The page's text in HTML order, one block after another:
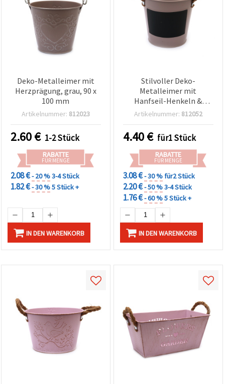
Deko-Metalleimer mit
Herzprägung, grau, 90 x
100 mm
Artikelnummer: 812023
2.60€ 1-2 Stück
RABATTE
FÜR MENGE
2.08 €- 20 %3-4 Stück
1.82 €- 30 %5 Stück +
IN DEN WARENKORB
Stilvoller Deko-
Metalleimer mit
Hanfseil-Henkeln &
Kreidetafel-Etikett, Rose
Perfekt für moderne
Wohn-Deko & kreative
Arrangements
Artikelnummer: 812052
4.40€ für1 Stück
RABATTE
FÜR MENGE
3.08 €- 30 %für2 Stück
2.20 €- 50 %3-4 Stück
1.76 €- 60 %5 Stück +
IN DEN WARENKORB